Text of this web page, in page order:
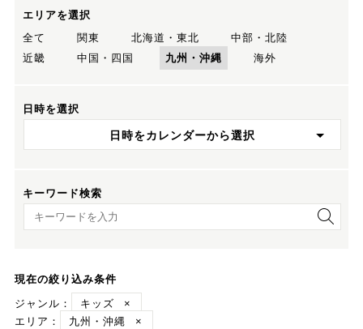
エリアを選択
全て
関東 北海道・東北
中部・北陸
近畿
中国・四国 九州・沖縄 海外
日時を選択
日時をカレンダーから選択
キーワード検索
キーワード検索
現在の絞り込み条件
ジャンル：
キッズ
×
エリア：
九州・沖縄 ×